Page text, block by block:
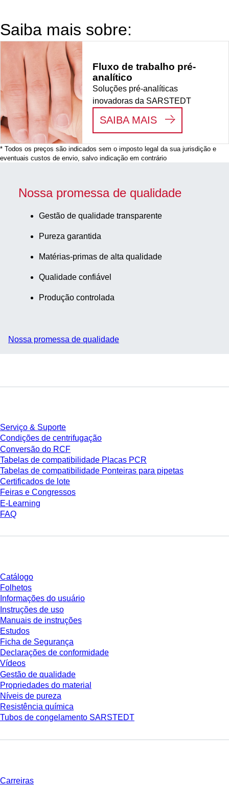
Saiba mais sobre:
Fluxo de trabalho pré-
analítico
Soluções pré-analíticas
inovadoras da SARSTEDT
SAIBA MAIS: FLUXO DE
* Todos os preços são indicados sem o imposto legal da sua jurisdição e
eventuais custos de envio, salvo indicação em contrário
Nossa promessa de qualidade
Gestão de qualidade transparente
Pureza garantida
Matérias-primas de alta qualidade
Qualidade confiável
Produção controlada
Nossa promessa de qualidade
Serviço & Suporte
Condições de centrifugação
Conversão do RCF
Tabelas de compatibilidade Placas PCR
Tabelas de compatibilidade Ponteiras para pipetas
Certificados de lote
Feiras e Congressos
E-Learning
FAQ
Catálogo
Folhetos
Informações do usuário
Instruções de uso
Manuais de instruções
Estudos
Ficha de Segurança
Declarações de conformidade
Vídeos
Gestão de qualidade
Propriedades do material
Níveis de pureza
Resistência química
Tubos de congelamento SARSTEDT
Carreiras